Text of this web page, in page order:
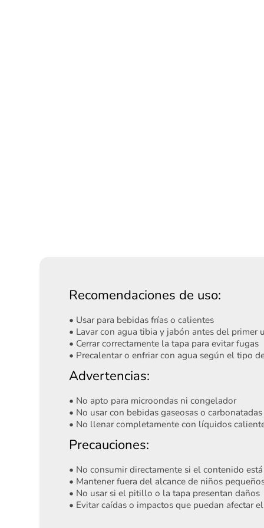
Recomendaciones de uso:
• Usar para bebidas frías o calientes
• Lavar con agua tibia y jabón antes del primer
• Cerrar correctamente la tapa para evitar fugas
• Precalentar o enfriar con agua según el tipo
Advertencias:
• No apto para microondas ni congelador
• No usar con bebidas gaseosas o carbonatadas
• No llenar completamente con líquidos
Precauciones:
• No consumir directamente si el contenido
• Mantener fuera del alcance de niños
• No usar si el pitillo o la tapa presentan daños
• Evitar caídas o impactos que puedan afectar